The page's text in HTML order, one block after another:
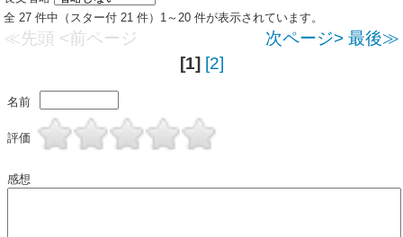
全 27 件中（スター付 21 件）1～20 件が表示されています。
≪先頭 <前ページ 次ページ> 最後≫
[1] [2]
名前
評価
感想